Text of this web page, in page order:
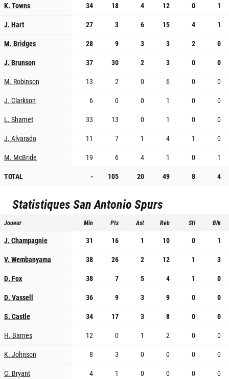
K. Towns
34 18 4 12 0
1
J. Hart
27 3 6 15 4
1
M. Bridges
28 9 3 3 2
0
J. Brunson
37 30 2 3 0
0
M. Robinson
13 2 0 6 0
0
J. Clarkson
6 0 0 1 0
0
L. Shamet
33 13 0 1 0
0
J. Alvarado
11 7 1 4 1
0
M. McBride
19 6 4 1 0
1
TOTAL
- 105 20 49 8 4
StatistiquesSan Antonio Spurs
Joueur Min Pts Ast Reb Stl Blk
J. Champagnie 31 16 1 10 0
1
V. Wembanyama
38 26 2 12 1
3
D. Fox
38 7 5 4 1
0
D. Vassell
36 9 3 9 0
0
S. Castle
34 17 3 8 0
0
H. Barnes
12 0 1 2 0
0
K. Johnson
8 3 0 0 0
0
C. Bryant
4 1 0 0 0
0